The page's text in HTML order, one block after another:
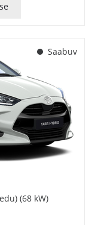
Saabuv
(68 kW)